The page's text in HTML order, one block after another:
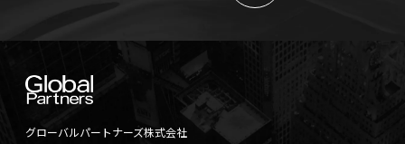
グローバルパートナーズ株式会社